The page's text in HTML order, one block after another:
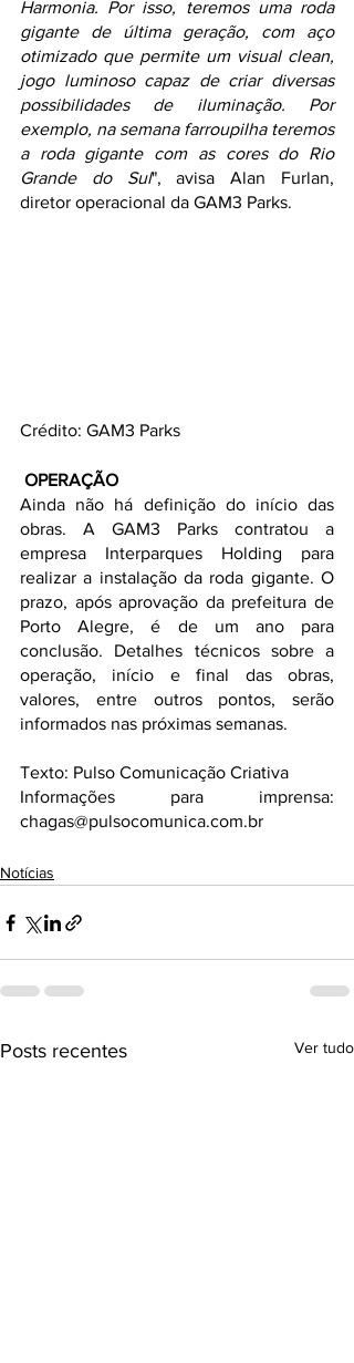
Harmonia. Por isso, teremos uma roda
gigante de última geração, com aço
otimizado que permite um visual clean,
jogo luminoso capaz de criar diversas
possibilidades de iluminação. Por
exemplo, na semana farroupilha teremos
a roda gigante com as cores do Rio
Grande do Sul", avisa Alan Furlan,
diretor operacional da GAM3 Parks.
Crédito: GAM3 Parks
OPERAÇÃO
Ainda não há definição do início das
obras. A GAM3 Parks contratou a
empresa Interparques Holding para
realizar a instalação da roda gigante. O
prazo, após aprovação da prefeitura de
Porto Alegre, é de um ano para
conclusão. Detalhes técnicos sobre a
operação, início e final das obras,
valores, entre outros pontos, serão
informados nas próximas semanas.
Texto: Pulso Comunicação Criativa
Informações para imprensa:
chagas@pulsocomunica.com.br
Notícias
Posts recentes Ver tudo